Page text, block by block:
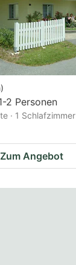
)
2 Personen
· 1 Schlafzimmer
Zum Angebot